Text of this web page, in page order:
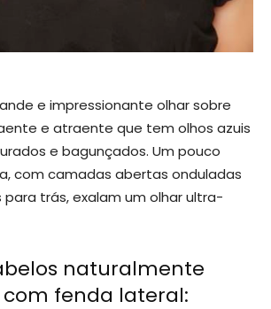
e impressionante olhar sobre
e atraente que tem olhos azuis
e bagunçados. Um pouco
com camadas abertas onduladas
trás, exalam um olhar ultra-
naturalmente
fenda lateral: